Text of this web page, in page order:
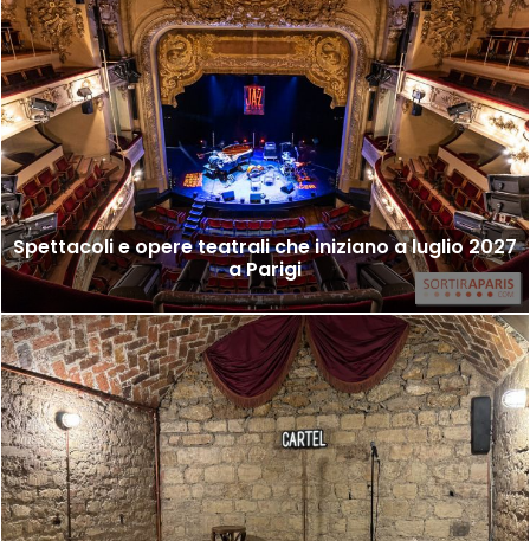
Spettacoli e opere teatrali che iniziano a luglio 2027
a Parigi